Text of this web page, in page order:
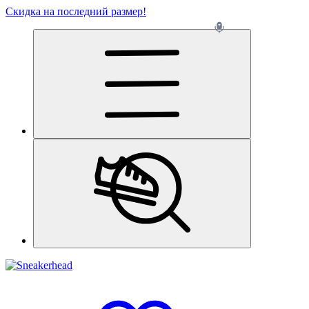
Скидка на последний размер!